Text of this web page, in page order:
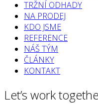
TRŽNÍ ODHADY
NA PRODEJ
KDO JSME
REFERENCE
NÁŠ TÝM
ČLÁNKY
KONTAKT
Let’s work